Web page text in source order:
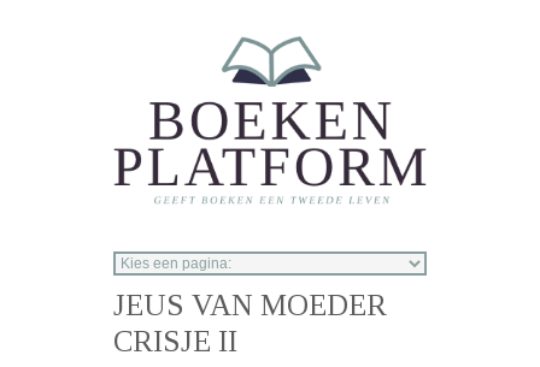
JEUS VAN MOEDER
CRISJE II